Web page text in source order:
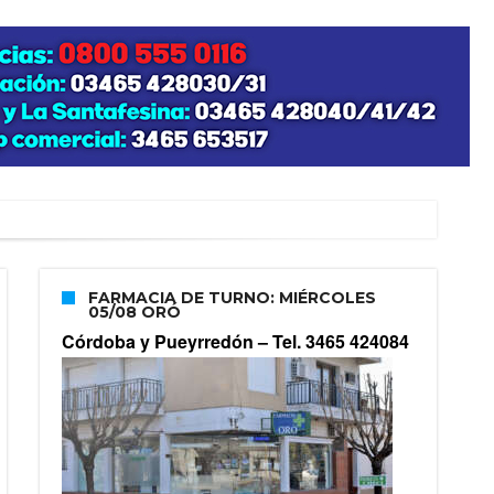
FARMACIA DE TURNO: MIÉRCOLES
05/08 ORÓ
Córdoba y Pueyrredón –Tel. 3465 424084